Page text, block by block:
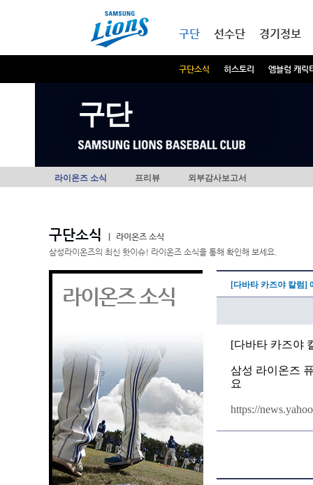
구단
구단소식 히스토리 엠블럼 캐릭
선수단 경기정보
구단
라이온즈 소식 프리뷰 외부감사보고서
구단소식
라이온즈 소식
삼성라이온즈의 최신 핫이슈! 라이온즈 소식을 통해 확인해 보세요.
라이온즈 소식 [다바타 카즈야 칼럼]
[다바타 카즈야
삼성 라이온즈
요
https://